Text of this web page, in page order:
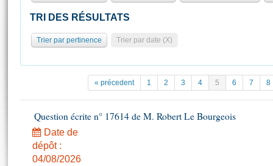
Pétitions
Projets de loi
Propositions de loi
Amendements
Textes adoptés
Statistiques et chiffres clés
Documents de référence
( Constitution | Règlement de l'Assemblée ... )
Histoire
Juniors
La Bibliothèque
Contacts et plan d'accès
Photos libres de droit
TRI DES RÉSULTATS
Trier par pertinence Trier par date (X)
« précedent 1 2 3 4 5 6 7 8
Question écrite n° 17614 de M. Robert Le Bourgeois
Date de
dépôt :
04/08/2026